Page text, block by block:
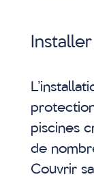
piscines
de
Couvrir